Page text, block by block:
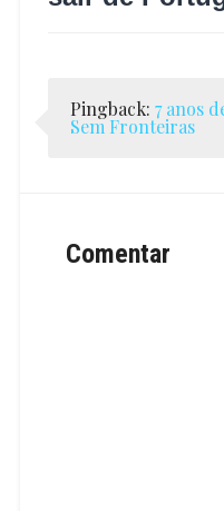
Pingback: 7 anos
Sem Fronteiras
Comentar